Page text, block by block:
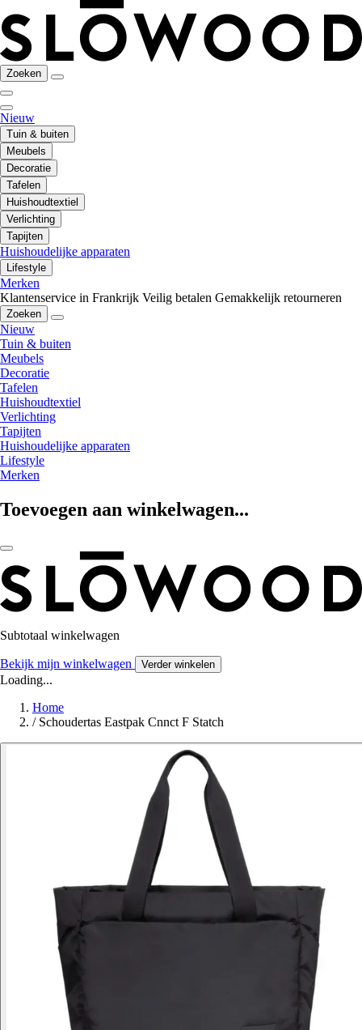
Zoeken
Nieuw
Tuin & buiten
Meubels
Decoratie
Tafelen
Huishoudtextiel
Verlichting
Tapijten
Huishoudelijke apparaten
Lifestyle
Merken
Klantenservice in Frankrijk Veilig betalen Gemakkelijk retourneren
Zoeken
Nieuw
Tuin & buiten
Meubels
Decoratie
Tafelen
Huishoudtextiel
Verlichting
Tapijten
Huishoudelijke apparaten
Lifestyle
Merken
Toevoegen aan winkelwagen...
Subtotaal winkelwagen
Bekijk mijn winkelwagen Verder winkelen
Loading...
Home
/ Schoudertas Eastpak Cnnct F Statch